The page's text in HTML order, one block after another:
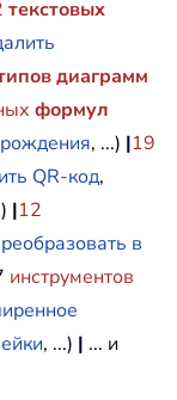
текстовых
диаграмм
формул
, ...) |19
QR-код,
|12
в
инструментов
, ...) | ... и